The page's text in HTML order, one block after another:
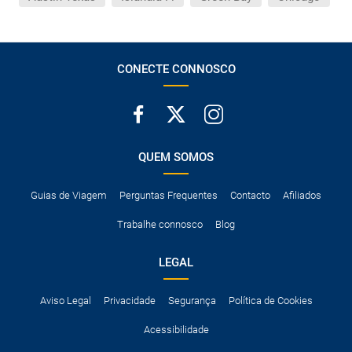
CONECTE CONNOSCO
QUEM SOMOS
Guias de Viagem Perguntas Frequentes Contacto Afiliados
Trabalhe connosco Blog
LEGAL
Aviso Legal Privacidade Segurança Política de Cookies
Acessibilidade